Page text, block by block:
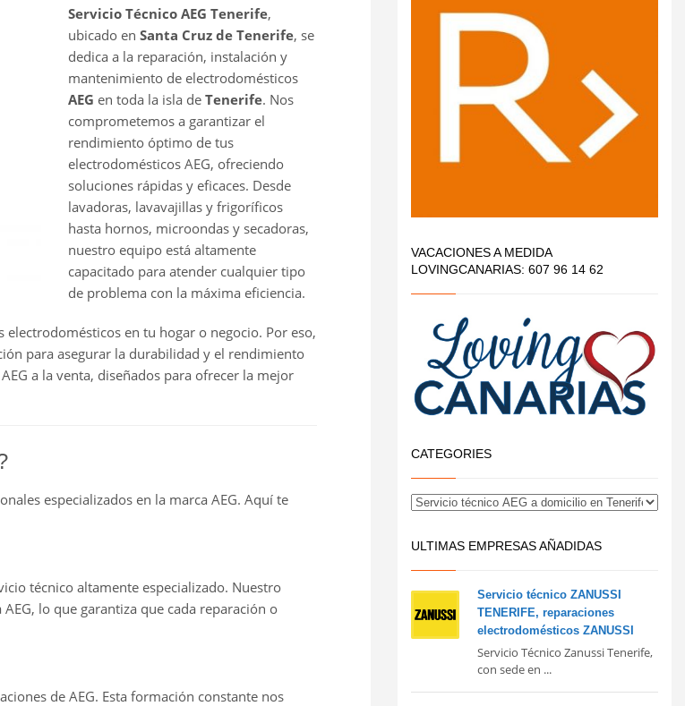
Servicio Técnico AEG Tenerife,
ubicado en Santa Cruz de Tenerife, se
dedica a la reparación, instalación y
mantenimiento de electrodomésticos
AEG en toda la isla de Tenerife. Nos
comprometemos a garantizar el
rendimiento óptimo de tus
electrodomésticos AEG, ofreciendo
soluciones rápidas y eficaces. Desde
lavadoras, lavavajillas y frigoríficos
hasta hornos, microondas y secadoras,
nuestro equipo está altamente
capacitado para atender cualquier tipo
de problema con la máxima eficiencia.
en tu hogar o negocio. Por eso,
para asegurar la durabilidad y el rendimiento
a la venta, diseñados para ofrecer la mejor
especializados en la marca AEG. Aquí te
técnico altamente especializado. Nuestro
lo que garantiza que cada reparación o
de AEG. Esta formación constante nos
VACACIONES A MEDIDA
LOVINGCANARIAS: 607 96 14 62
CATEGORIES
ULTIMAS EMPRESAS AÑADIDAS
Servicio técnico ZANUSSI
TENERIFE, reparaciones
electrodomésticos ZANUSSI
Servicio Técnico Zanussi Tenerife,
con sede en ...